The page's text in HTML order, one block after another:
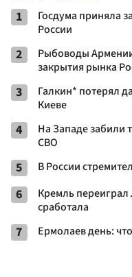
1
Госдума приняла
России
2
Рыбоводы
закрытия рынка
3
Галкин* потерял
Киеве
4
На Западе забили
СВО
5 В России
6
Кремль переиграл
сработала
7 Ермолаев день: